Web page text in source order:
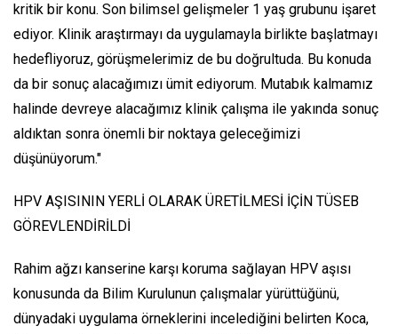
kritik bir konu. Son bilimsel gelişmeler 1 yaş grubunu işaret
ediyor. Klinik araştırmayı da uygulamayla birlikte başlatmayı
hedefliyoruz, görüşmelerimiz de bu doğrultuda. Bu konuda
da bir sonuç alacağımızı ümit ediyorum. Mutabık kalmamız
halinde devreye alacağımız klinik çalışma ile yakında sonuç
aldıktan sonra önemli bir noktaya geleceğimizi
düşünüyorum."
HPV AŞISININ YERLİ OLARAK ÜRETİLMESİ İÇİN TÜSEB
GÖREVLENDİRİLDİ
Rahim ağzı kanserine karşı koruma sağlayan HPV aşısı
konusunda da Bilim Kurulunun çalışmalar yürüttüğünü,
dünyadaki uygulama örneklerini incelediğini belirten Koca,